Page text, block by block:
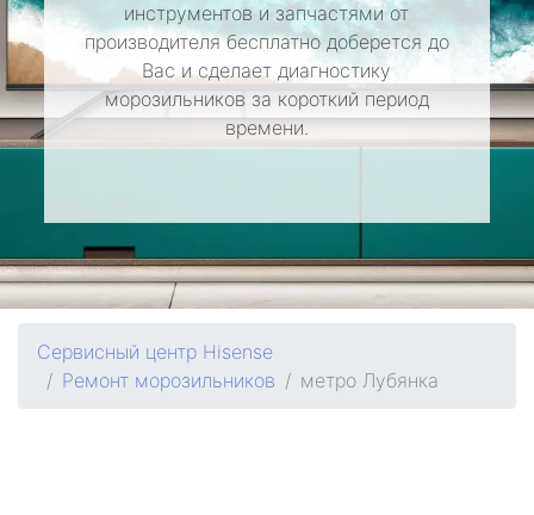
инструментов и запчастями от
производителя бесплатно доберется до
Вас и сделает диагностику
морозильников за короткий период
времени.
Сервисный центр Hisense
Ремонт морозильников
метро Лубянка